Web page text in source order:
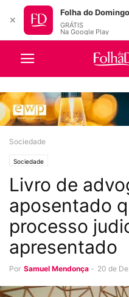
Sociedade
Sociedade
Livro de
aposentado
processo
apresentado
Por Samuel Mendonça - 20 de
✕
Folha do Domingo
GRÁTIS
Na Google Play